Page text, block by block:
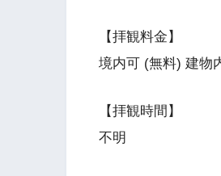
【拝観料金】
境内可 (無料) 建物
【拝観時間】
不明